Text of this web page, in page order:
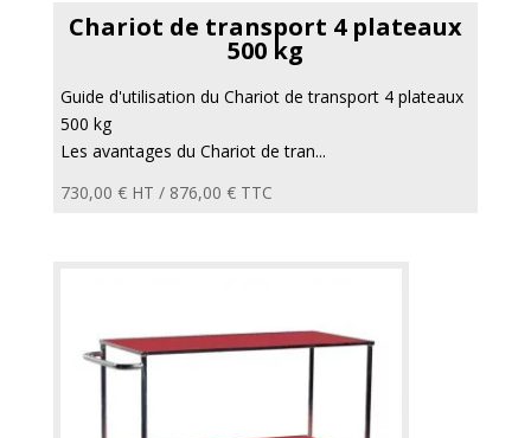
Chariot de transport 4 plateaux
500 kg
Guide d'utilisation du Chariot de transport 4 plateaux
500 kg
Les avantages du Chariot de tran...
730,00 € HT / 876,00 €TTC